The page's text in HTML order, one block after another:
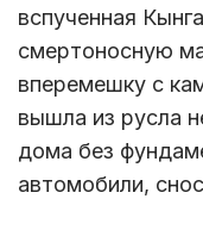
вспученная
смертоносную
вперемешку с
вышла из русла
дома без
автомобили,